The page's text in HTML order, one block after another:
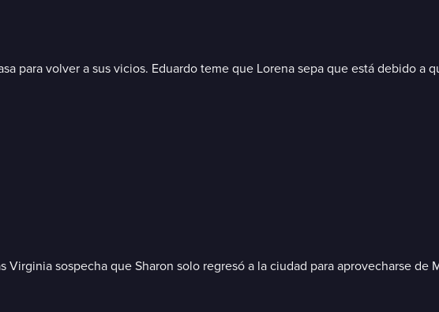
para volver a sus vicios. Eduardo teme que Lorena sepa que está debido
Virginia sospecha que Sharon solo regresó a la ciudad para aprovecharse de